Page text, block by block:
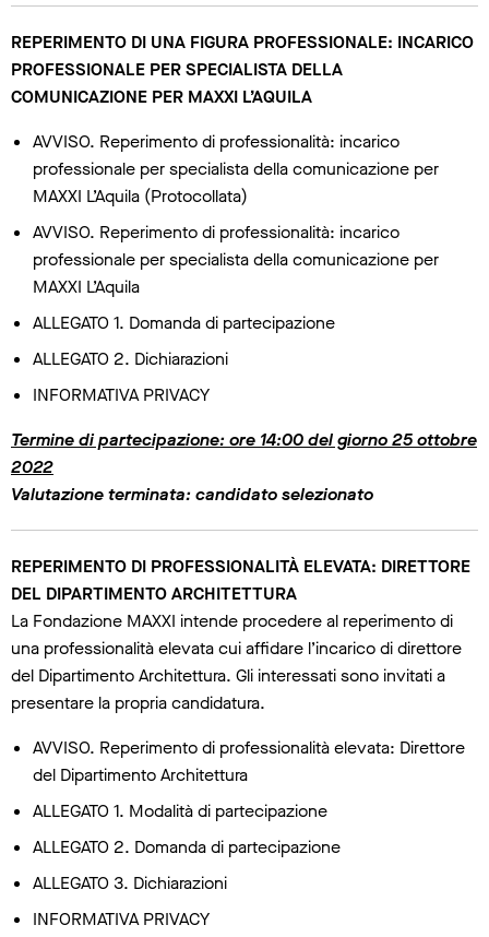
REPERIMENTO DI UNA FIGURA PROFESSIONALE: INCARICO
PROFESSIONALE PER SPECIALISTA DELLA
COMUNICAZIONE PER MAXXI L’AQUILA
AVVISO. Reperimento di professionalità: incarico
professionale per specialista della comunicazione per
MAXXI L’Aquila (Protocollata)
AVVISO. Reperimento di professionalità: incarico
professionale per specialista della comunicazione per
MAXXI L’Aquila
ALLEGATO 1. Domanda di partecipazione
ALLEGATO 2. Dichiarazioni
INFORMATIVA PRIVACY
Termine di partecipazione: ore 14:00 del giorno 25 ottobre
2022
Valutazione terminata: candidato selezionato
REPERIMENTO DI PROFESSIONALITÀ ELEVATA: DIRETTORE
DEL DIPARTIMENTO ARCHITETTURA
La Fondazione MAXXI intende procedere al reperimento di
una professionalità elevata cui affidare l’incarico di direttore
del Dipartimento Architettura. Gli interessati sono invitati a
presentare la propria candidatura.
AVVISO. Reperimento di professionalità elevata: Direttore
del Dipartimento Architettura
ALLEGATO 1. Modalità di partecipazione
ALLEGATO 2. Domanda di partecipazione
ALLEGATO 3. Dichiarazioni
INFORMATIVA PRIVACY